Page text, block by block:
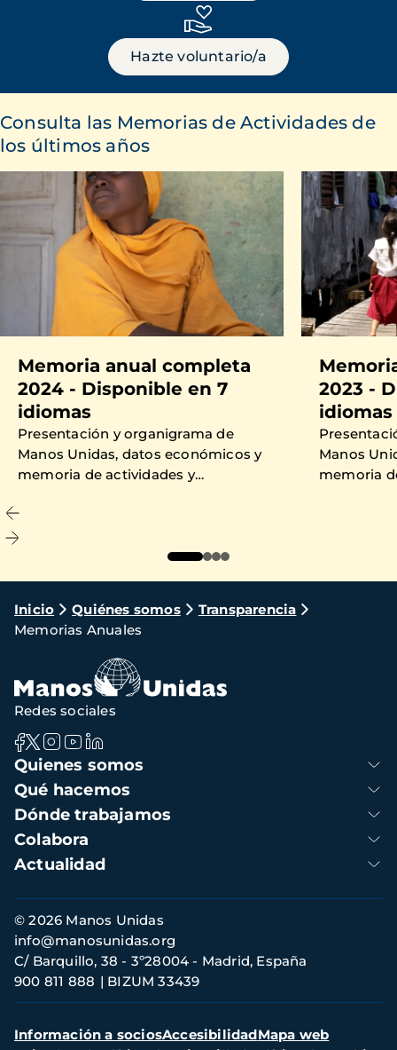
Hazte voluntario/a
Consulta las Memorias de Actividades de
los últimos años
Memoria anual completa
2024 - Disponible en 7
idiomas
Presentación y organigrama de
Manos Unidas, datos económicos y
memoria de actividades y
2023 -
idiomas
Manos
memoria
Ruta
de
navegación
Inicio Quiénes somos
Transparencia
Memorias Anuales
Navegación
principal
Quienes somos
Qué hacemos
Dónde trabajamos
Colabora
Actualidad
Redes sociales
Información
de
contacto
© 2026 Manos Unidas
C/ Barquillo, 38 - 3º28004 - Madrid, España
900 811 888
BIZUM 33439
info@manosunidas.org
Menú
Información a sociosAccesibilidadMapa web